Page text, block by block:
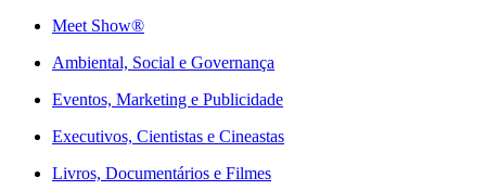
Meet Show®
Ambiental, Social e Governança
Eventos, Marketing e Publicidade
Executivos, Cientistas e Cineastas
⁠Livros, Documentários e Filmes